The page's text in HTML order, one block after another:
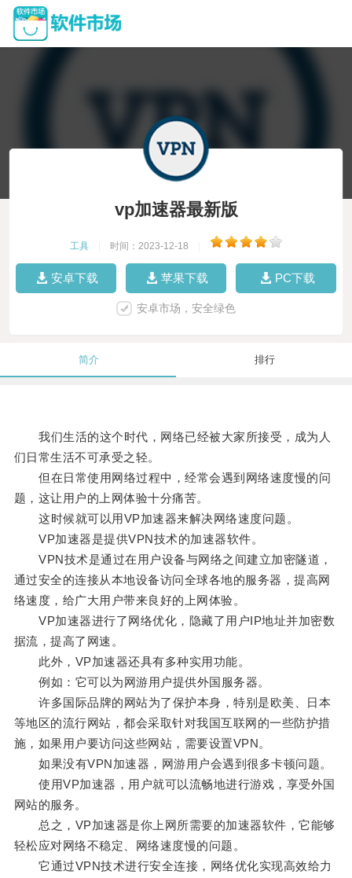
vp加速器最新版
工具 时间：2023-12-18
安卓下载 苹果下载 PC下载
安卓市场，安全绿色
简介 排行
我们生活的这个时代，网络已经被大家所接受，成为人
们日常生活不可承受之轻。
但在日常使用网络过程中，经常会遇到网络速度慢的问
题，这让用户的上网体验十分痛苦。
这时候就可以用VP加速器来解决网络速度问题。
VP加速器是提供VPN技术的加速器软件。
VPN技术是通过在用户设备与网络之间建立加密隧道，
通过安全的连接从本地设备访问全球各地的服务器，提高网
络速度，给广大用户带来良好的上网体验。
VP加速器进行了网络优化，隐藏了用户IP地址并加密数
据流，提高了网速。
此外，VP加速器还具有多种实用功能。
例如：它可以为网游用户提供外国服务器。
许多国际品牌的网站为了保护本身，特别是欧美、日本
等地区的流行网站，都会采取针对我国互联网的一些防护措
施，如果用户要访问这些网站，需要设置VPN。
如果没有VPN加速器，网游用户会遇到很多卡顿问题。
使用VP加速器，用户就可以流畅地进行游戏，享受外国
网站的服务。
总之，VP加速器是你上网所需要的加速器软件，它能够
轻松应对网络不稳定、网络速度慢的问题。
它通过VPN技术进行安全连接，网络优化实现高效给力